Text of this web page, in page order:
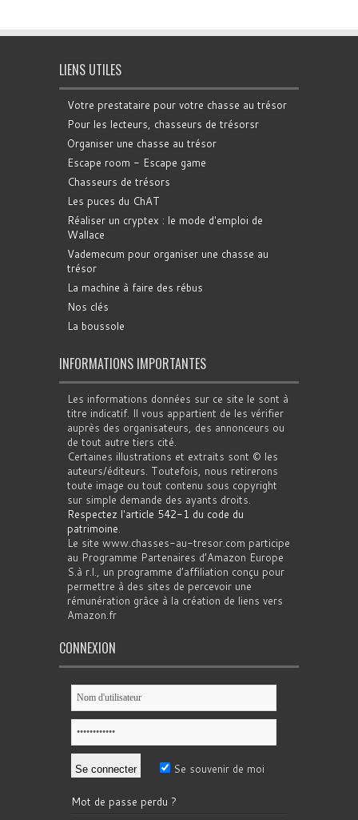
LIENS UTILES
Votre prestataire pour votre chasse au trésor
Pour les lecteurs, chasseurs de trésorsr
Organiser une chasse au trésor
Escape room - Escape game
Chasseurs de trésors
Les puces du ChAT
Réaliser un cryptex : le mode d'emploi de
Wallace
Vademecum pour organiser une chasse au
trésor
La machine à faire des rébus
Nos clés
La boussole
INFORMATIONS IMPORTANTES
Les informations données sur ce site le sont à
titre indicatif. Il vous appartient de les vérifier
auprès des organisateurs, des annonceurs ou
de tout autre tiers cité.
Certaines illustrations et extraits sont © les
auteurs/éditeurs. Toutefois, nous retirerons
toute image ou tout contenu sous copyright
sur simple demande des ayants droits.
Respectez l'article 542-1 du code du
patrimoine.
Le site www.chasses-au-tresor.com participe
au Programme Partenaires d’Amazon Europe
S.à r.l., un programme d’affiliation conçu pour
permettre à des sites de percevoir une
rémunération grâce à la création de liens vers
Amazon.fr
CONNEXION
Se souvenir de moi
Mot de passe perdu ?